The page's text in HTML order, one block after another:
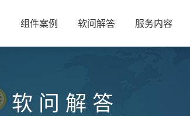
组件案例 软问解答 服务内容
软问解答